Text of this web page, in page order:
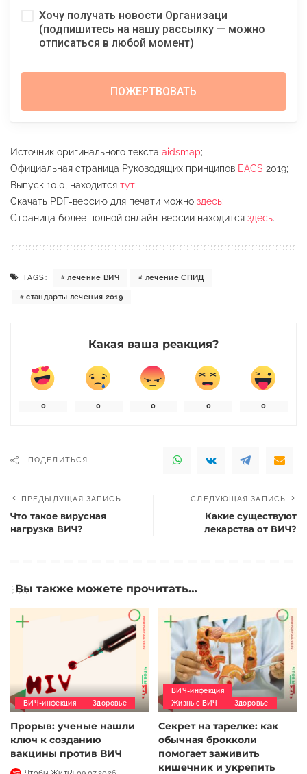
Хочу получать новости Организаци
(подпишитесь на нашу рассылку — можно
отписаться в любой момент)
Источник оригинального текста aidsmap;
Официальная страница Руководящих принципов EACS 2019;
Выпуск 10.0, находится тут;
Скачать PDF-версию для печати можно здесь;
Страница более полной онлайн-версии находится здесь.
TAGS: лечение ВИЧ лечение СПИД
стандарты лечения 2019
Какая ваша реакция?
0 0 0 0 0
ПОДЕЛИТЬСЯ
ПРЕДЫДУЩАЯ ЗАПИСЬ
Что такое вирусная
нагрузка ВИЧ?
СЛЕДУЮЩАЯ ЗАПИСЬ
Какие существуют
лекарства от ВИЧ?
Вы также можете прочитать…
ВИЧ-инфекция Здоровье
Прорыв: ученые нашли
ключ к созданию
вакцины против ВИЧ
ВИЧ-инфекция
Жизнь с ВИЧ
Здоровье
Секрет на тарелке: как
обычная брокколи
помогает заживить
кишечник и укрепить